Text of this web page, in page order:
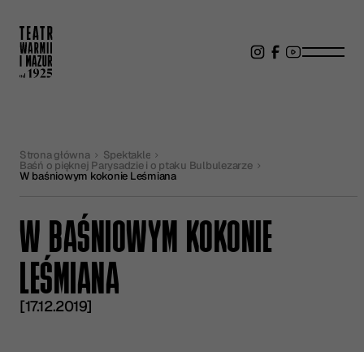
Strona główna Spektakle
Baśń o pięknej Parysadzie i o ptaku Bulbulezarze
W baśniowym kokonie Leśmiana
W BAŚNIOWYM KOKONIE
LEŚMIANA
[17.12.2019]